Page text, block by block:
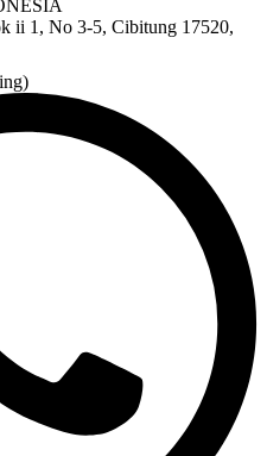
ii 1, No 3-5, Cibitung 17520,